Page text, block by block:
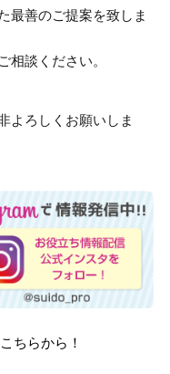
最善のご提案を致しま
相談ください。
よろしくお願いしま
ちらから！